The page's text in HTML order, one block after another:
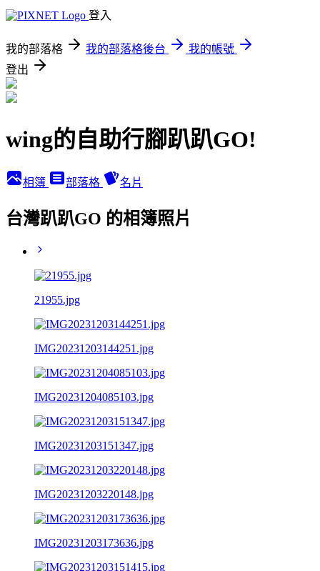
登入
我的部落格 我的部落格後台
我的帳號
登出
wing的自助行腳趴趴GO!
相簿 部落格 名片
台灣趴趴GO 的相簿照片
21955.jpg
IMG20231203144251.jpg
IMG20231204085103.jpg
IMG20231203151347.jpg
IMG20231203220148.jpg
IMG20231203173636.jpg